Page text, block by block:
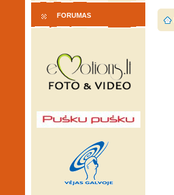
FORUMAS